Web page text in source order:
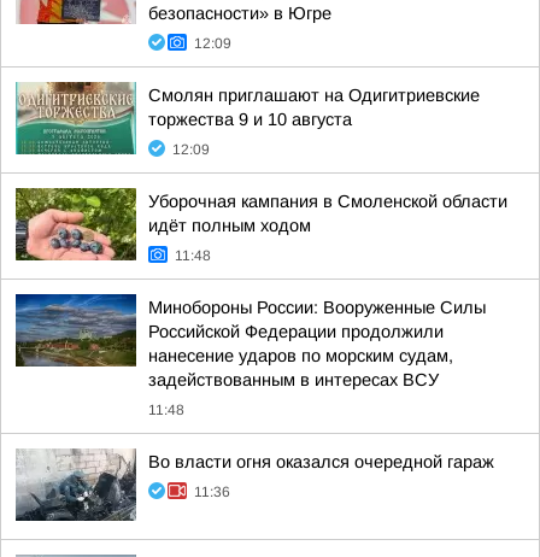
безопасности» в Югре
12:09
Смолян приглашают на Одигитриевские
торжества 9 и 10 августа
12:09
Уборочная кампания в Смоленской области
идёт полным ходом
11:48
Минобороны России: Вооруженные Силы
Российской Федерации продолжили
нанесение ударов по морским судам,
задействованным в интересах ВСУ
11:48
Во власти огня оказался очередной гараж
11:36